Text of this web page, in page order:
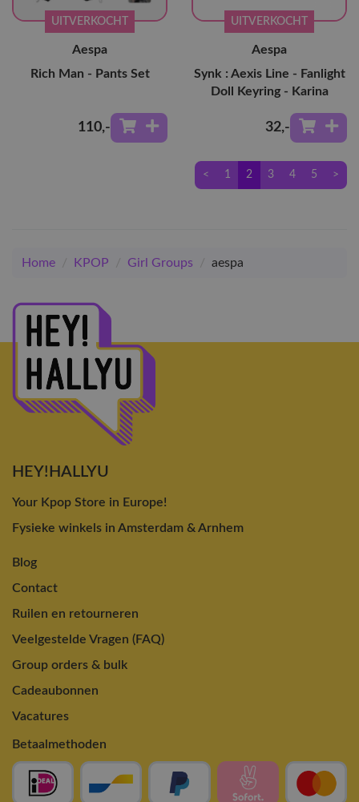
UITVERKOCHT
Aespa
Rich Man - Pants Set
110,-
UITVERKOCHT
Aespa
Synk : Aexis Line - Fanlight
Doll Keyring - Karina
32,-
< 1 2 3 4 5 >
Home / KPOP / Girl Groups / aespa
HEY!HALLYU
Your Kpop Store in Europe!
Fysieke winkels in Amsterdam & Arnhem
Blog
Contact
Ruilen en retourneren
Veelgestelde Vragen (FAQ)
Group orders & bulk
Cadeaubonnen
Vacatures
Betaalmethoden